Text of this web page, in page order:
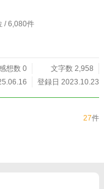
/ 6,080件
想数 0
文字数 2,958
登録日 2023.10.23
27件